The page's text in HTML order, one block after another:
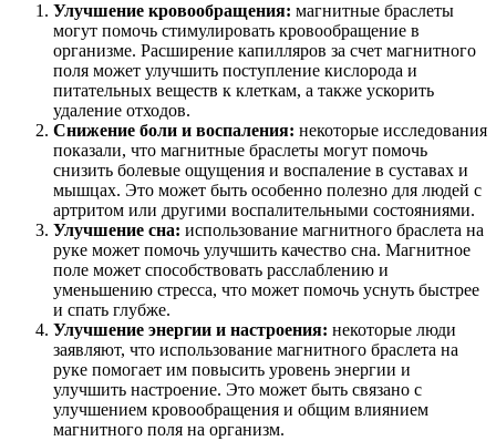
Улучшение кровообращения: магнитные браслеты
могут помочь стимулировать кровообращение в
организме. Расширение капилляров за счет магнитного
поля может улучшить поступление кислорода и
питательных веществ к клеткам, а также ускорить
удаление отходов.
Снижение боли и воспаления: некоторые исследования
показали, что магнитные браслеты могут помочь
снизить болевые ощущения и воспаление в суставах и
мышцах. Это может быть особенно полезно для людей с
артритом или другими воспалительными состояниями.
Улучшение сна: использование магнитного браслета на
руке может помочь улучшить качество сна. Магнитное
поле может способствовать расслаблению и
уменьшению стресса, что может помочь уснуть быстрее
и спать глубже.
Улучшение энергии и настроения: некоторые люди
заявляют, что использование магнитного браслета на
руке помогает им повысить уровень энергии и
улучшить настроение. Это может быть связано с
улучшением кровообращения и общим влиянием
магнитного поля на организм.